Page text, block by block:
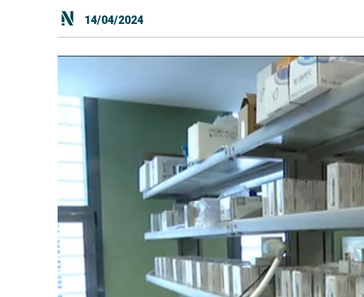
14/04/2024